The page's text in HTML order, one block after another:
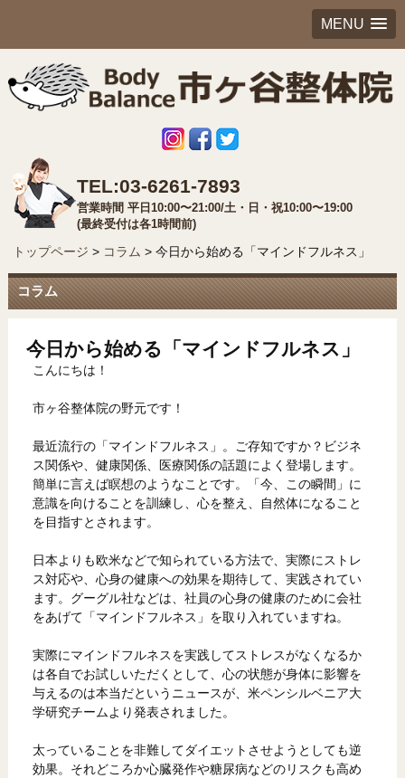
MENU
TEL:03-6261-7893
営業時間 平日10:00〜21:00/土・日・祝10:00〜19:00
(最終受付は各1時間前)
トップページ > コラム > 今日から始める「マインドフルネス」
コラム
今日から始める「マインドフルネス」
こんにちは！
市ヶ谷整体院の野元です！
最近流行の「マインドフルネス」。ご存知ですか？ビジネ
ス関係や、健康関係、医療関係の話題によく登場します。
簡単に言えば瞑想のようなことです。「今、この瞬間」に
意識を向けることを訓練し、心を整え、自然体になること
を目指すとされます。
日本よりも欧米などで知られている方法で、実際にストレ
ス対応や、心身の健康への効果を期待して、実践されてい
ます。グーグル社などは、社員の心身の健康のために会社
をあげて「マインドフルネス」を取り入れていますね。
実際にマインドフルネスを実践してストレスがなくなるか
は各自でお試しいただくとして、心の状態が身体に影響を
与えるのは本当だというニュースが、米ペンシルベニア大
学研究チームより発表されました。
太っていることを非難してダイエットさせようとしても逆
効果。それどころか心臓発作や糖尿病などのリスクも高め